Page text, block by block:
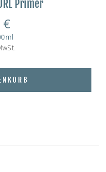
Primer
€
ml